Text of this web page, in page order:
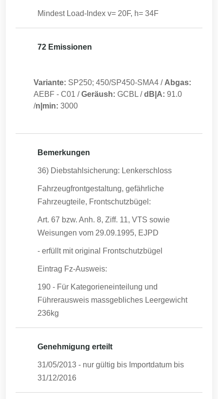
Mindest Load-Index v= 20F, h= 34F
72 Emissionen
Variante: SP250; 450/SP450-SMA4 / Abgas:
AEBF - C01 /Geräush: GCBL /dB|A: 91.0
/n|min: 3000
Bemerkungen
36) Diebstahlsicherung: Lenkerschloss
Fahrzeugfrontgestaltung, gefährliche
Fahrzeugteile, Frontschutzbügel:
Art. 67 bzw. Anh. 8, Ziff. 11, VTS sowie
Weisungen vom 29.09.1995, EJPD
- erfüllt mit original Frontschutzbügel
Eintrag Fz-Ausweis:
190 - Für Kategorieneinteilung und
Führerausweis massgebliches Leergewicht
236kg
Genehmigung erteilt
31/05/2013 - nur gültig bis Importdatum bis
31/12/2016